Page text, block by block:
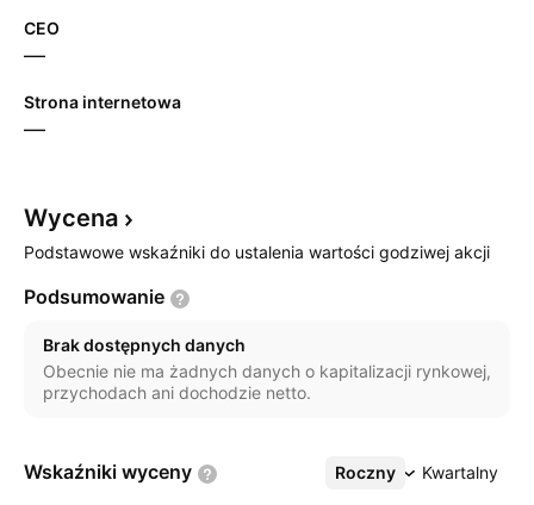
CEO
—
Strona internetowa
—
Wycena
Podstawowe wskaźniki do ustalenia wartości godziwej akcji
Podsumowanie
Brak dostępnych danych
Obecnie nie ma żadnych danych o kapitalizacji rynkowej,
przychodach ani dochodzie netto.
Wskaźniki wyceny Roczny Kwartalny
Więcej